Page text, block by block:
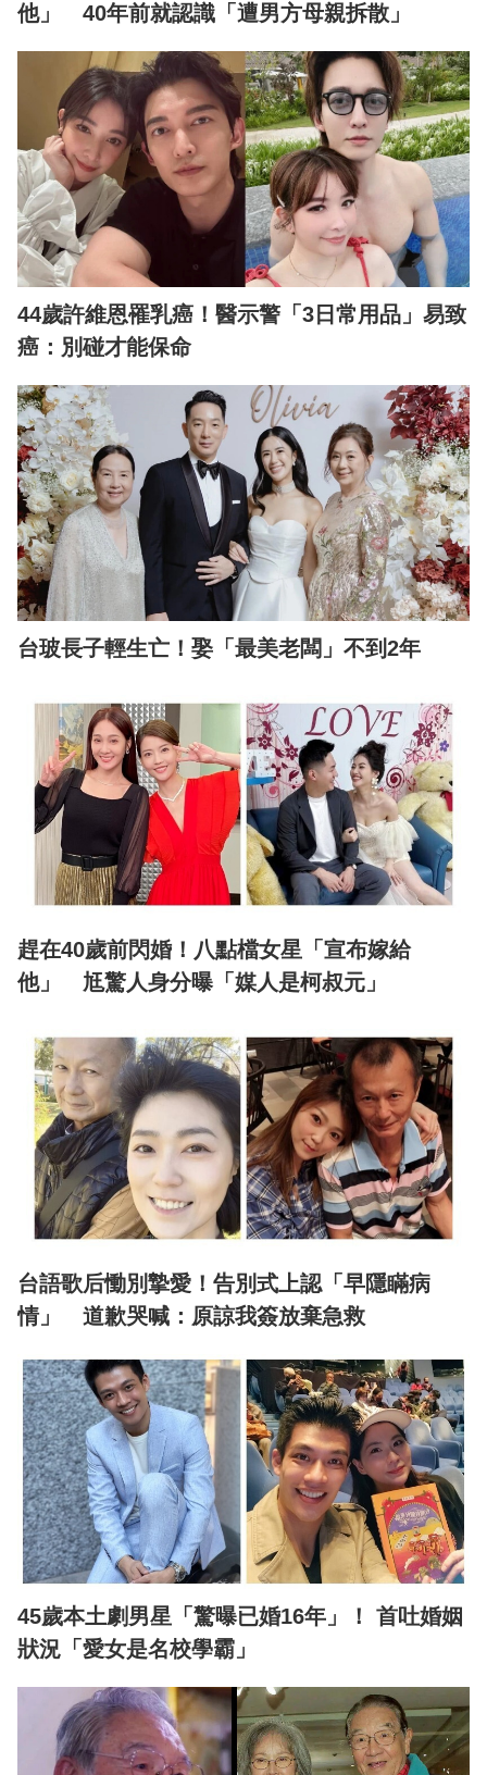
他」 40年前就認識「遭男方母親拆散」
44歲許維恩罹乳癌！醫示警「3日常用品」易致
癌：別碰才能保命
台玻長子輕生亡！娶「最美老闆」不到2年
趕在40歲前閃婚！八點檔女星「宣布嫁給
他」 尪驚人身分曝「媒人是柯叔元」
台語歌后慟別摯愛！告別式上認「早隱瞞病
情」 道歉哭喊：原諒我簽放棄急救
45歲本土劇男星「驚曝已婚16年」！ 首吐婚姻
狀況「愛女是名校學霸」